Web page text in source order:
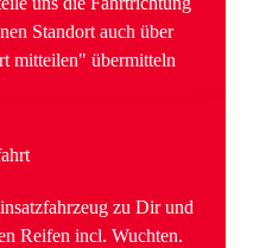
Standort auch über
mitteilen" übermitteln
zu Dir und
Reifen incl. Wuchten.